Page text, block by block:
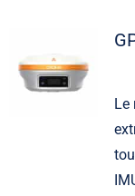
Le